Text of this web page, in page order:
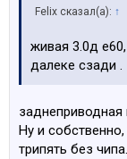
Felix сказал(а): ↑
живая 3.0д
далеке сзади .
Ну и
трипять без чипа.